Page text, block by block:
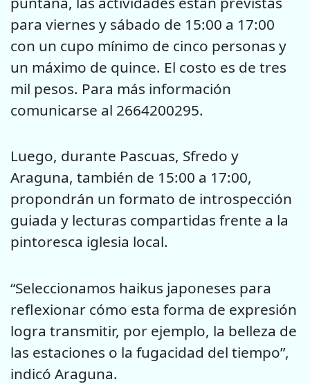
para viernes y sábado de 15:00 a 17:00
con un cupo mínimo de cinco personas y
un máximo de quince. El costo es de tres
mil pesos. Para más información
comunicarse al 2664200295.
Luego, durante Pascuas, Sfredo y
Araguna, también de 15:00 a 17:00,
propondrán un formato de introspección
guiada y lecturas compartidas frente a la
pintoresca iglesia local.
“Seleccionamos haikus japoneses para
reflexionar cómo esta forma de expresión
logra transmitir, por ejemplo, la belleza de
las estaciones o la fugacidad del tiempo”,
indicó Araguna.